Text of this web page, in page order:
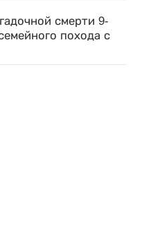
смерти 9-
похода с